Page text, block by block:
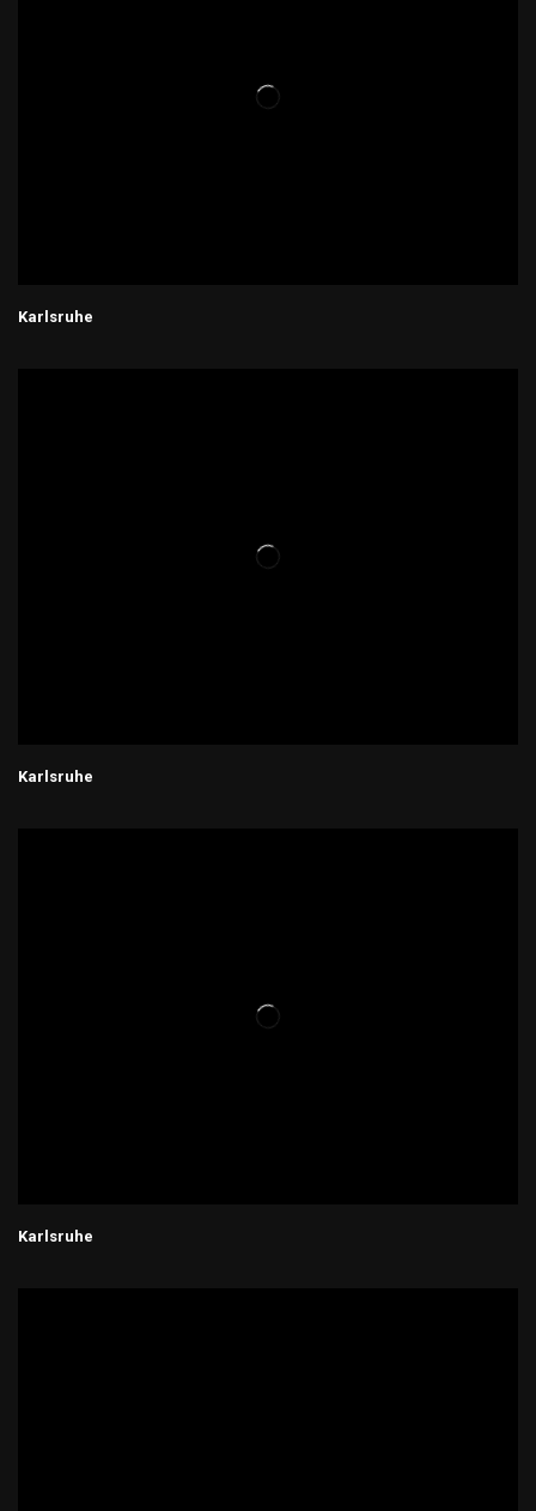
Karlsruhe
Karlsruhe
Karlsruhe